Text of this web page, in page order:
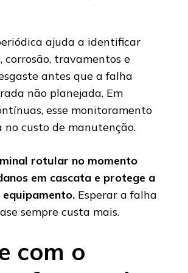
ajuda a identificar
corrosão, travamentos e
antes que a falha
não planejada. Em
esse monitoramento
no custo de manutenção.
rotular no momento
em cascata e protege a
Esperar a falha
sempre custa mais.
com o